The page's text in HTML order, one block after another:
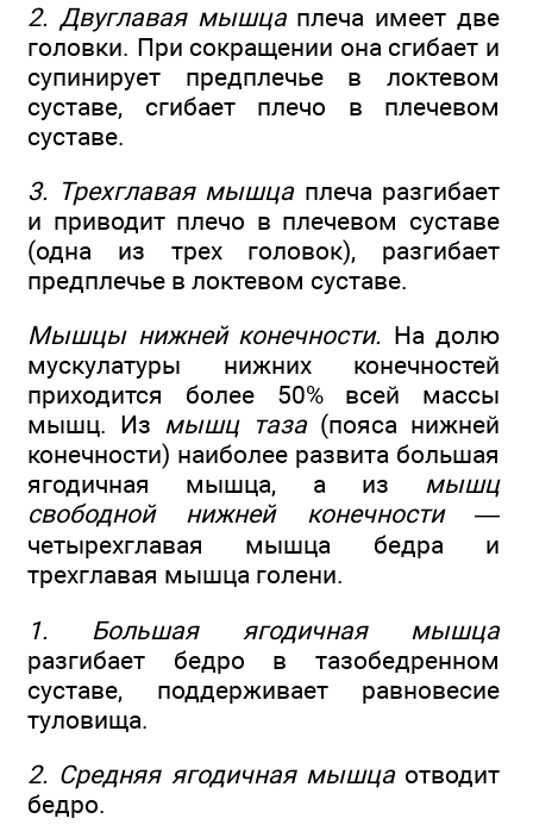
2. Двуглавая мышцаплеча имеет две
головки. При сокращении она сгибает и
супинирует предплечье в локтевом
суставе, сгибает плечо в плечевом
суставе.
3. Трехглавая мышца плеча разгибает
и приводит плечо в плечевом суставе
(одна из трех головок), разгибает
предплечье в локтевом суставе.
Мышцы нижней конечности. На долю
мускулатуры нижних конечностей
приходится более 50% всей массы
мышц. Из мышц таза(пояса нижней
конечности) наиболее развита большая
ягодичная мышца, а из мышц
свободной нижней конечности—
четырехглавая мышца бедра и
трехглавая мышца голени.
1. Большая ягодичная мышца
разгибает бедро в тазобедренном
суставе, поддерживает равновесие
туловища.
2. Средняя ягодичная мышцаотводит
бедро.